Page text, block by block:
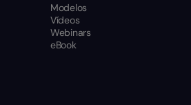
Modelos
Vídeos
Webinars
eBook